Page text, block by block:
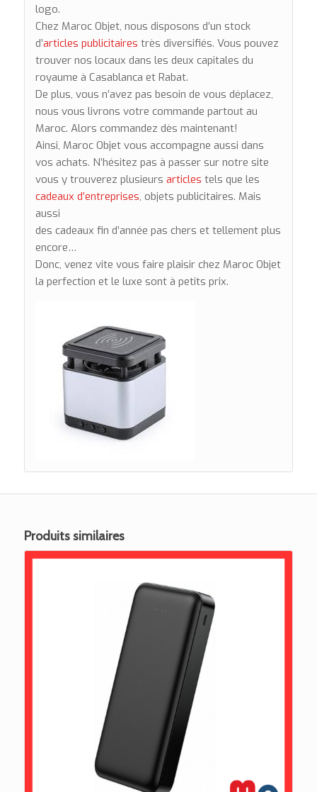
logo.
Chez Maroc Objet, nous disposons d’un stock
d’articles publicitaires très diversifiés. Vous pouvez
trouver nos locaux dans les deux capitales du
royaume à Casablanca et Rabat.
De plus, vous n’avez pas besoin de vous déplacez,
nous vous livrons votre commande partout au
Maroc. Alors commandez dès maintenant!
Ainsi, Maroc Objet vous accompagne aussi dans
vos achats. N’hésitez pas à passer sur notre site
vous y trouverez plusieurs articles tels que les
cadeaux d’entreprises, objets publicitaires. Mais
aussi
des cadeaux fin d’année pas chers et tellement plus
encore…
Donc, venez vite vous faire plaisir chez Maroc Objet
la perfection et le luxe sont à petits prix.
Produits similaires